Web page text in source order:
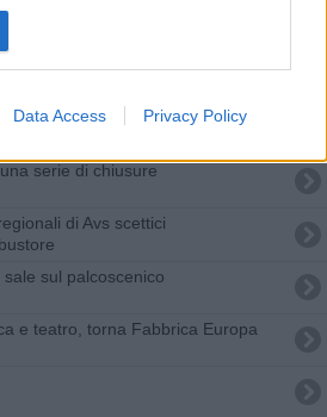
Data Access Privacy Policy
in Fipili, 5 km di coda
nuovo direttore per la
serie di chiusure
di Avs scettici
sul palcoscenico
e teatro, torna Fabbrica Europa